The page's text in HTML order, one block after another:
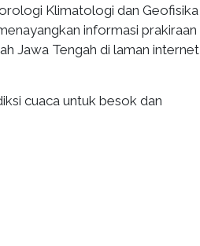
Klimatologi dan Geofisika
informasi prakiraan
Jawa Tengah di laman internet
cuaca untuk besok dan